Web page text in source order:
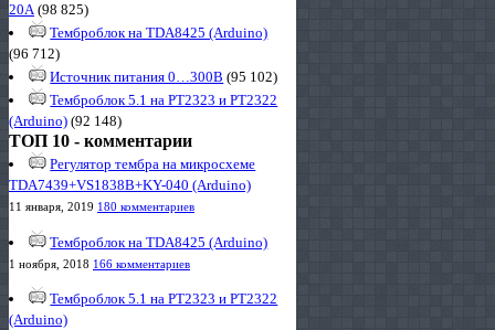
20А(98 825)
Темброблок на TDA8425 (Arduino)
(96 712)
Источник питания 0…300В (95 102)
Темброблок 5.1 на PT2323 и PT2322
(Arduino) (92 148)
ТОП 10 - комментарии
Регулятор тембра на микросхеме
TDA7439+VS1838B+KY-040 (Arduino)
11 января, 2019 180 комментариев
Темброблок на TDA8425 (Arduino)
1 ноября, 2018 166 комментариев
Темброблок 5.1 на PT2323 и PT2322
(Arduino)